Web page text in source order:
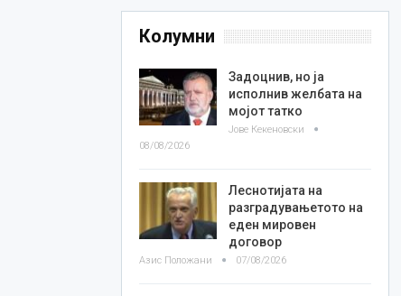
Колумни
Задоцнив, но ја
исполнив желбата на
мојот татко
Јове Кекеновски
08/08/2026
Леснотијата на
разградувањетото на
еден мировен
договор
Азис Положани 07/08/2026